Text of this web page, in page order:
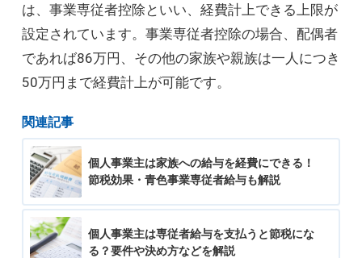
は、事業専従者控除といい、経費計上できる上限が
設定されています。事業専従者控除の場合、配偶者
であれば86万円、その他の家族や親族は一人につき
50万円まで経費計上が可能です。
関連記事
個人事業主は家族への給与を経費にできる！
節税効果・青色事業専従者給与も解説
個人事業主は専従者給与を支払うと節税にな
る？要件や決め方などを解説